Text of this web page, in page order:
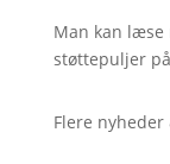
Man kan læse
støttepuljer på
Flere nyheder